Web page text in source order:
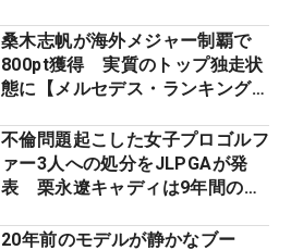
桑木志帆が海外メジャー制覇で
800pt獲得 実質のトップ独走状
態に【メルセデス・ランキング番
不倫問題起こした女子プロゴルフ
ァー3人への処分をJLPGAが発
表 栗永遼キャディは9年間の立
20年前のモデルが静かなブー